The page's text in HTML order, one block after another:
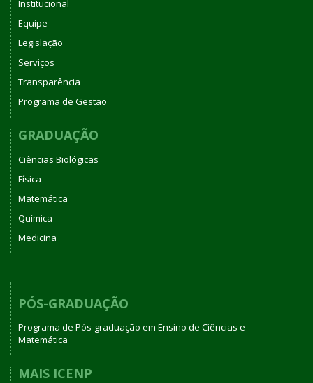
Institucional
Equipe
Legislação
Serviços
Transparência
Programa de Gestão
GRADUAÇÃO
Ciências Biológicas
Física
Matemática
Química
Medicina
PÓS-GRADUAÇÃO
Programa de Pós-graduação em Ensino de Ciências e
Matemática
MAIS ICENP